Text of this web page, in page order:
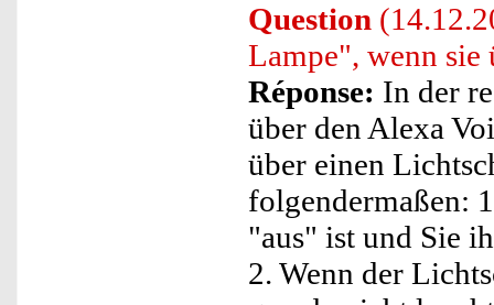
Question
Lampe", wenn sie
Réponse: In der
über den Alexa
über einen
folgendermaßen:
"aus" ist und Sie
2. Wenn der